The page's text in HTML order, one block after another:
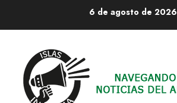
6 de agosto de 2026